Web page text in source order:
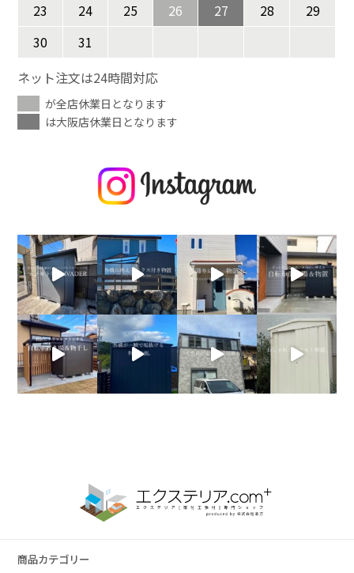
23
24 25 26 27 28
29
30
31
ネット注文は24時間対応
が全店休業日となります
は大阪店休業日となります
商品カテゴリー